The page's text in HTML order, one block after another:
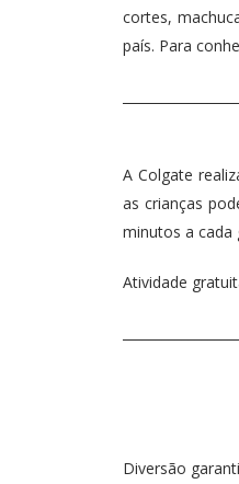
cortes,
país. Para
A Colgate
as crianças
minutos a cada
Atividade
Diversão